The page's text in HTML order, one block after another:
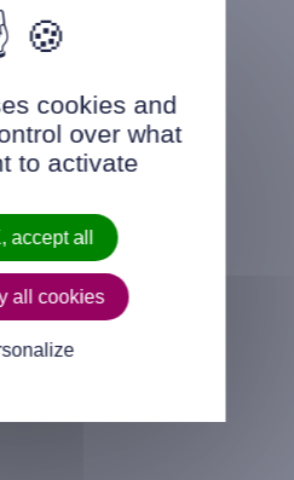
cookies and
over what
to activate
accept all
all cookies